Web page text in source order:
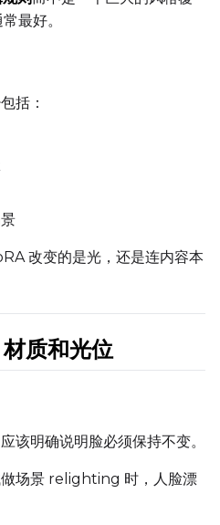
Width
最好。
括：
改变的是光，还是连内容本
质和光位
该明确说明脸必须保持不变。
场景 relighting 时，人脸漂